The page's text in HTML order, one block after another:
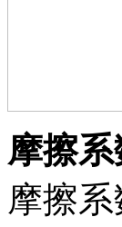
摩擦系
摩擦